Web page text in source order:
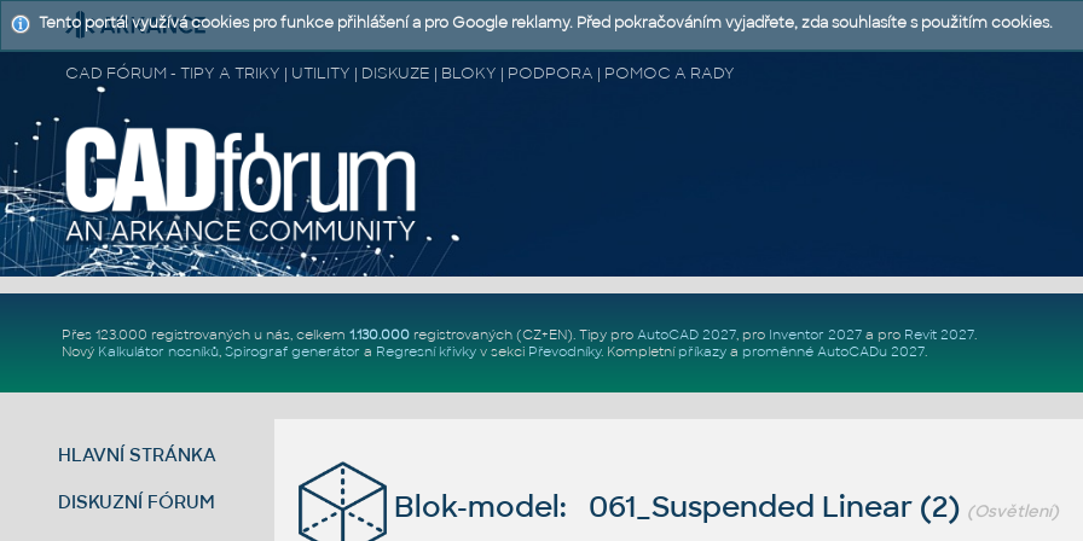
CAD FÓRUM - TIPY A TRIKY | UTILITY | DISKUZE | BLOKY | PODPORA | POMOC A RADY
Přes 123.000 registrovaných u nás, celkem 1.130.000registrovaných (CZ+EN). Tipy pro AutoCAD 2027, pro Inventor 2027a pro Revit 2027.
Nový Kalkulátor nosníků, Spirograf generátor a Regresní křivkyv sekci Převodníky. Kompletní příkazya proměnné AutoCADu 2027.
HLAVNÍ STRÁNKA
DISKUZNÍ FÓRUM Blok-model: 061_Suspended Linear (2) (Osvětlení)
Tento portál využívá cookies pro funkce přihlášení a pro Google reklamy. Před pokračováním vyjadřete, zda souhlasíte s použitím cookies.